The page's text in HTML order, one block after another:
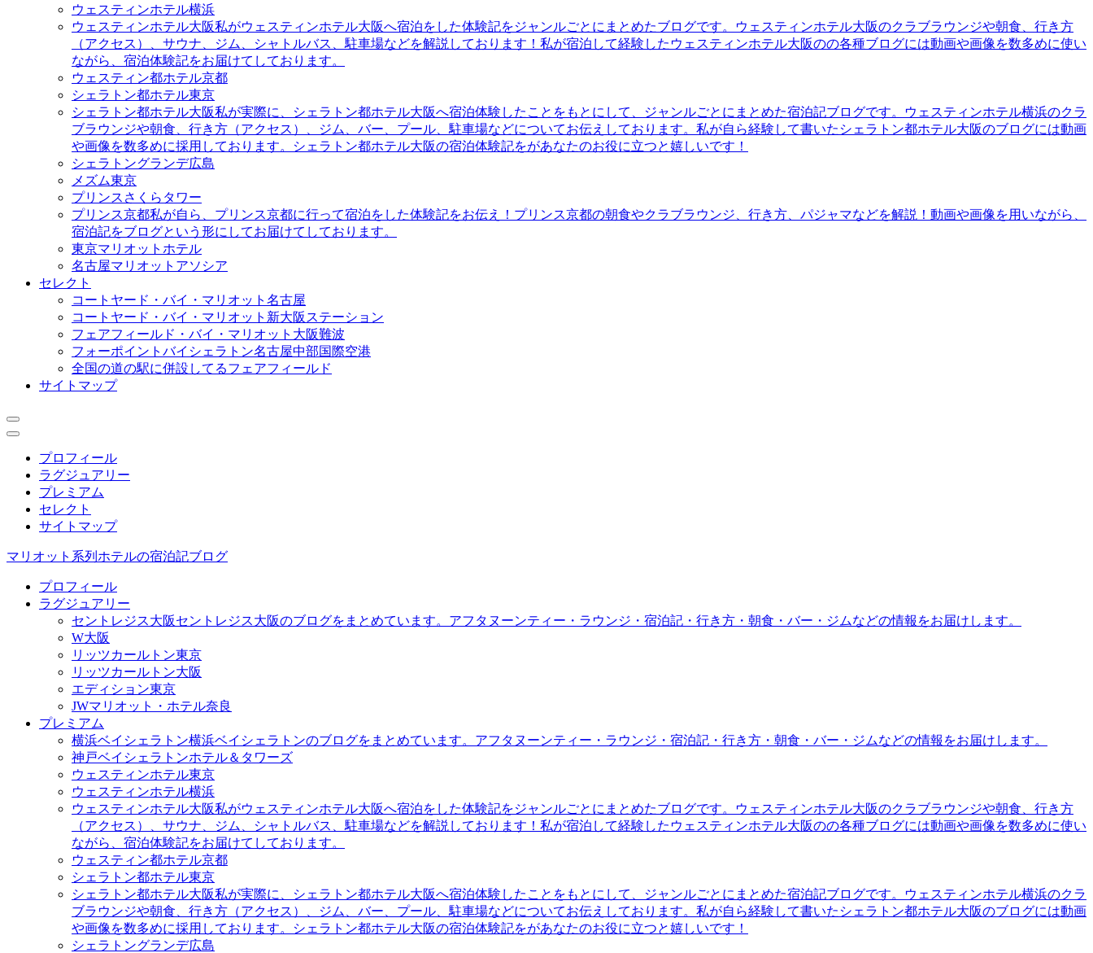
ウェスティンホテル横浜
ウェスティンホテル大阪私がウェスティンホテル大阪へ宿泊をした体験記をジャンルごとにまとめたブログです。ウェスティンホテル大阪のクラブラウンジや朝食、行き方
（アクセス）、サウナ、ジム、シャトルバス、駐車場などを解説しております！私が宿泊して経験したウェスティンホテル大阪のの各種ブログには動画や画像を数多めに使い
ながら、宿泊体験記をお届けてしております。
ウェスティン都ホテル京都
シェラトン都ホテル東京
シェラトン都ホテル大阪私が実際に、シェラトン都ホテル大阪へ宿泊体験したことをもとにして、ジャンルごとにまとめた宿泊記ブログです。ウェスティンホテル横浜のクラ
ブラウンジや朝食、行き方（アクセス）、ジム、バー、プール、駐車場などについてお伝えしております。私が自ら経験して書いたシェラトン都ホテル大阪のブログには動画
や画像を数多めに採用しております。シェラトン都ホテル大阪の宿泊体験記をがあなたのお役に立つと嬉しいです！
シェラトングランデ広島
メズム東京
プリンスさくらタワー
プリンス京都私が自ら、プリンス京都に行って宿泊をした体験記をお伝え！プリンス京都の朝食やクラブラウンジ、行き方、パジャマなどを解説！動画や画像を用いながら、
宿泊記をブログという形にしてお届けてしております。
東京マリオットホテル
名古屋マリオットアソシア
セレクト
コートヤード・バイ・マリオット名古屋
コートヤード・バイ・マリオット新大阪ステーション
フェアフィールド・バイ・マリオット大阪難波
フォーポイントバイシェラトン名古屋中部国際空港
全国の道の駅に併設してるフェアフィールド
サイトマップ
プロフィール
ラグジュアリー
プレミアム
セレクト
サイトマップ
マリオット系列ホテルの宿泊記ブログ
プロフィール
ラグジュアリー
セントレジス大阪セントレジス大阪のブログをまとめています。アフタヌーンティー・ラウンジ・宿泊記・行き方・朝食・バー・ジムなどの情報をお届けします。
W大阪
リッツカールトン東京
リッツカールトン大阪
エディション東京
JWマリオット・ホテル奈良
プレミアム
横浜ベイシェラトン横浜ベイシェラトンのブログをまとめています。アフタヌーンティー・ラウンジ・宿泊記・行き方・朝食・バー・ジムなどの情報をお届けします。
神戸ベイシェラトンホテル＆タワーズ
ウェスティンホテル東京
ウェスティンホテル横浜
ウェスティンホテル大阪私がウェスティンホテル大阪へ宿泊をした体験記をジャンルごとにまとめたブログです。ウェスティンホテル大阪のクラブラウンジや朝食、行き方
（アクセス）、サウナ、ジム、シャトルバス、駐車場などを解説しております！私が宿泊して経験したウェスティンホテル大阪のの各種ブログには動画や画像を数多めに使い
ながら、宿泊体験記をお届けてしております。
ウェスティン都ホテル京都
シェラトン都ホテル東京
シェラトン都ホテル大阪私が実際に、シェラトン都ホテル大阪へ宿泊体験したことをもとにして、ジャンルごとにまとめた宿泊記ブログです。ウェスティンホテル横浜のクラ
ブラウンジや朝食、行き方（アクセス）、ジム、バー、プール、駐車場などについてお伝えしております。私が自ら経験して書いたシェラトン都ホテル大阪のブログには動画
や画像を数多めに採用しております。シェラトン都ホテル大阪の宿泊体験記をがあなたのお役に立つと嬉しいです！
シェラトングランデ広島